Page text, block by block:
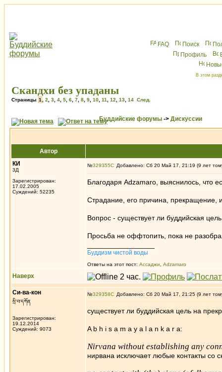
FAQ Поиск
Профиль
В этом
Скандхи без упаданы
Страницы 1 2 3 4 5 6 7 8 9 10 11 12 13 14 След.
Буддийские форумы -> Дискуссии
Автор
КИ
3Д
Зарегистрирован:
17.02.2005
Суждений: 52235
№329355 Добавлено: Сб 20 Май 17, 21:19 (9 лет
Благодаря Adzamaro, выяснилось, что
Страдание, его причина, прекращение,
Вопрос - существует ли буддийская
Просьба не оффтопить, пока не
Буддизм чистой воды
Ответы на этот пост: Ассаджи Adzamaro
Наверх
Си-ва-кон
སྲི་བ་དཀོན
Зарегистрирован:
19.12.2014
Суждений: 9073
№329358 Добавлено: Сб 20 Май 17, 21:25 (9 лет
существует ли буддийская цель на
A b h i s a m a y a l a n k a r a:
Nirvana without establishing any
нирвана исключает любые контакты